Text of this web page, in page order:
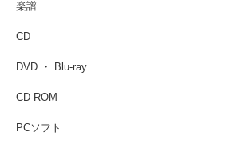
楽譜
CD
DVD ・ Blu-ray
CD-ROM
PCソフト